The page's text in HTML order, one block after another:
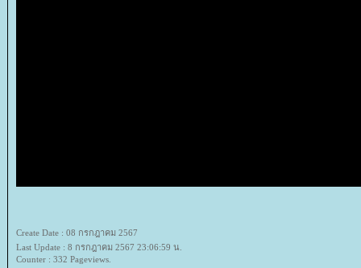
Create Date : 08 กรกฎาคม 2567
Last Update : 8 กรกฎาคม 2567 23:06:59 น.
Counter : 332 Pageviews.